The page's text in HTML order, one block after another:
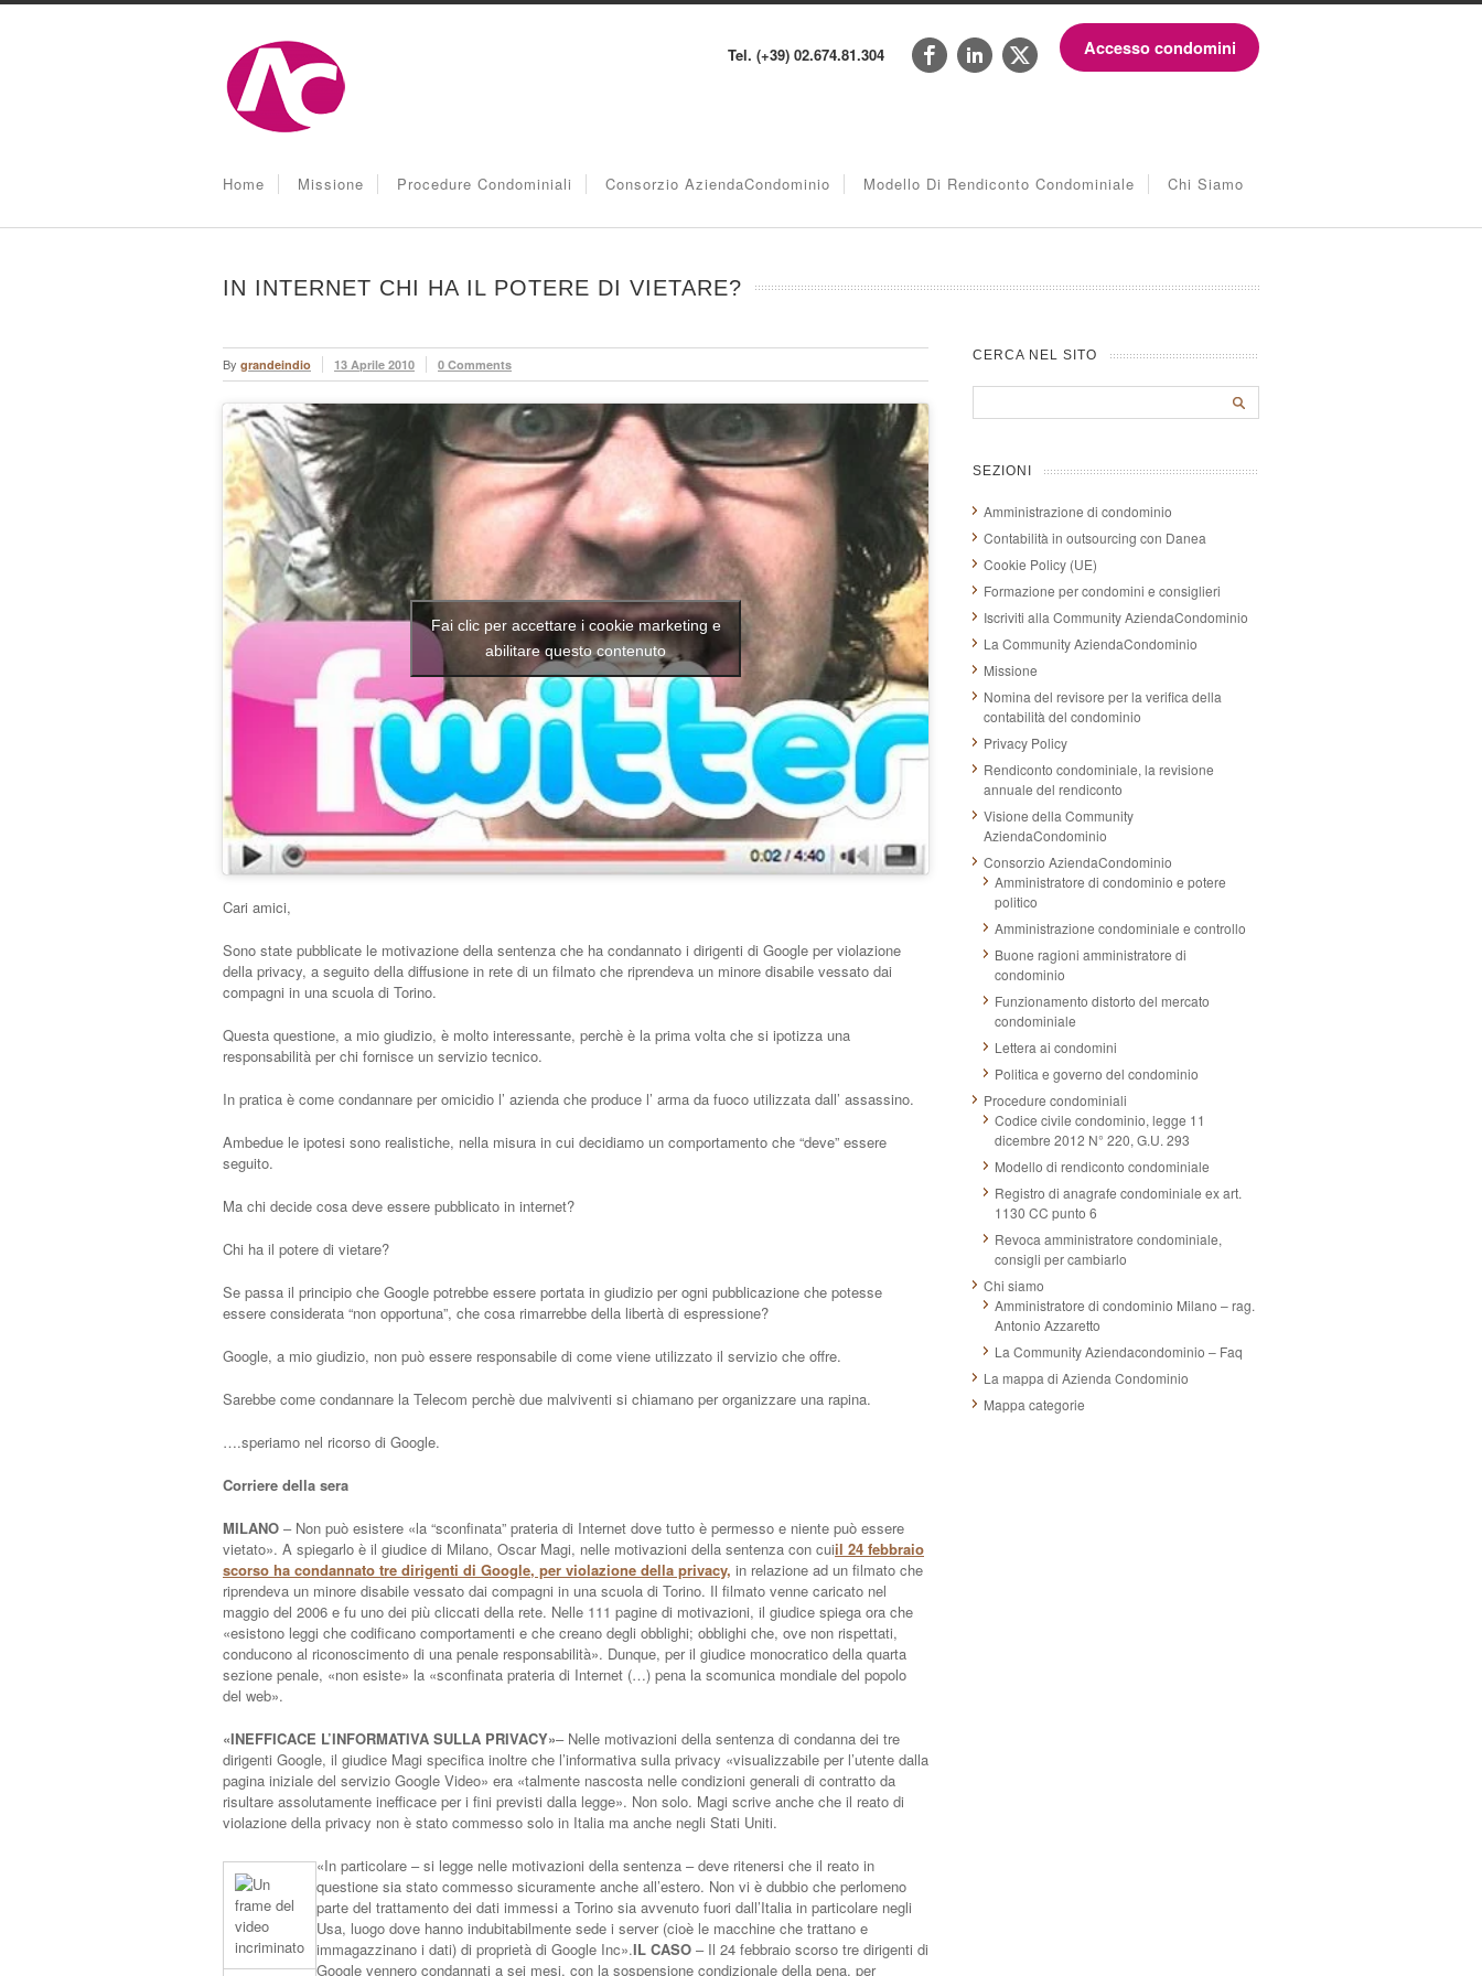
Tel. (+39) 02.674.81.304 Accesso condomini
Home Missione Procedure Condominiali Consorzio AziendaCondominio Modello Di Rendiconto Condominiale Chi Siamo
IN INTERNET CHI HA IL POTERE DI VIETARE?
By grandeindio 13 Aprile 2010 0 Comments
Fai clic per accettare i cookie marketing e
abilitare questo contenuto
Cari amici,
Sono state pubblicate le motivazione della sentenza che ha condannato i dirigenti di Google per violazione
della privacy, a seguito della diffusione in rete di un filmato che riprendeva un minore disabile vessato dai
compagni in una scuola di Torino.
Questa questione, a mio giudizio, è molto interessante, perchè è la prima volta che si ipotizza una
responsabilità per chi fornisce un servizio tecnico.
In pratica è come condannare per omicidio l’ azienda che produce l’ arma da fuoco utilizzata dall’ assassino.
Ambedue le ipotesi sono realistiche, nella misura in cui decidiamo un comportamento che “deve” essere
seguito.
Ma chi decide cosa deve essere pubblicato in internet?
Chi ha il potere di vietare?
Se passa il principio che Google potrebbe essere portata in giudizio per ogni pubblicazione che potesse
essere considerata “non opportuna”, che cosa rimarrebbe della libertà di espressione?
Google, a mio giudizio, non può essere responsabile di come viene utilizzato il servizio che offre.
Sarebbe come condannare la Telecom perchè due malviventi si chiamano per organizzare una rapina.
….speriamo nel ricorso di Google.
Corriere della sera
MILANO – Non può esistere «la “sconfinata” prateria di Internet dove tutto è permesso e niente può essere
vietato». A spiegarlo è il giudice di Milano, Oscar Magi, nelle motivazioni della sentenza con cuiil 24 febbraio
scorso ha condannato tre dirigenti di Google, per violazione della privacy, in relazione ad un filmato che
riprendeva un minore disabile vessato dai compagni in una scuola di Torino. Il filmato venne caricato nel
maggio del 2006 e fu uno dei più cliccati della rete. Nelle 111 pagine di motivazioni, il giudice spiega ora che
«esistono leggi che codificano comportamenti e che creano degli obblighi; obblighi che, ove non rispettati,
conducono al riconoscimento di una penale responsabilità». Dunque, per il giudice monocratico della quarta
sezione penale, «non esiste» la «sconfinata prateria di Internet (…) pena la scomunica mondiale del popolo
del web».
«INEFFICACE L’INFORMATIVA SULLA PRIVACY»– Nelle motivazioni della sentenza di condanna dei tre
dirigenti Google, il giudice Magi specifica inoltre che l’informativa sulla privacy «visualizzabile per l’utente dalla
pagina iniziale del servizio Google Video» era «talmente nascosta nelle condizioni generali di contratto da
risultare assolutamente inefficace per i fini previsti dalla legge». Non solo. Magi scrive anche che il reato di
violazione della privacy non è stato commesso solo in Italia ma anche negli Stati Uniti.
«In particolare – si legge nelle motivazioni della sentenza – deve ritenersi che il reato in
questione sia stato commesso sicuramente anche all’estero. Non vi è dubbio che perlomeno
parte del trattamento dei dati immessi a Torino sia avvenuto fuori dall’Italia in particolare negli
Usa, luogo dove hanno indubitabilmente sede i server (cioè le macchine che trattano e
immagazzinano i dati) di proprietà di Google Inc».IL CASO – Il 24 febbraio scorso tre dirigenti di
Google vennero condannati a sei mesi, con la sospensione condizionale della pena, per
CERCA NEL SITO
SEZIONI
Amministrazione di condominio
Contabilità in outsourcing con Danea
Cookie Policy (UE)
Formazione per condomini e consiglieri
Iscriviti alla Community AziendaCondominio
La Community AziendaCondominio
Missione
Nomina del revisore per la verifica della
contabilità del condominio
Privacy Policy
Rendiconto condominiale, la revisione
annuale del rendiconto
Visione della Community
AziendaCondominio
Consorzio AziendaCondominio
Amministratore di condominio e potere
politico
Amministrazione condominiale e controllo
Buone ragioni amministratore di
condominio
Funzionamento distorto del mercato
condominiale
Lettera ai condomini
Politica e governo del condominio
Procedure condominiali
Codice civile condominio, legge 11
dicembre 2012 N° 220, G.U. 293
Modello di rendiconto condominiale
Registro di anagrafe condominiale ex art.
1130 CC punto 6
Revoca amministratore condominiale,
consigli per cambiarlo
Chi siamo
Amministratore di condominio Milano – rag.
Antonio Azzaretto
La Community Aziendacondominio – Faq
La mappa di Azienda Condominio
Mappa categorie